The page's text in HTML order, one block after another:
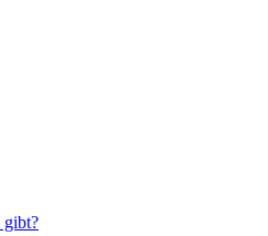
gibt?